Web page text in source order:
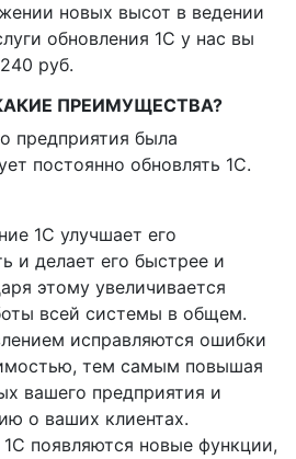
новых высот в ведении
обновления 1C у нас вы
руб.
ПРЕИМУЩЕСТВА?
предприятия была
постоянно обновлять 1С.
1С улучшает его
и делает его быстрее и
этому увеличивается
всей системы в общем.
исправляются ошибки
тем самым повышая
вашего предприятия и
о ваших клиентах.
появляются новые функции,